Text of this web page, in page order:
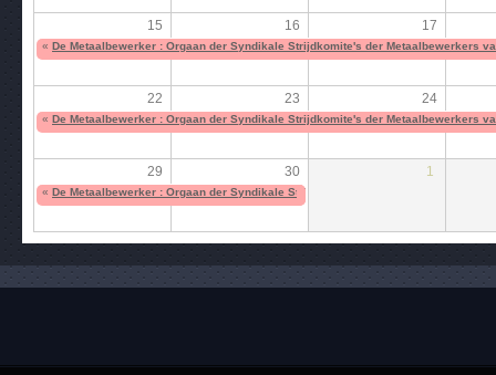
15 16 17
« De Metaalbewerker : Orgaan der Syndikale Strijdkomite's der Metaalbewerkers
22 23 24
« De Metaalbewerker : Orgaan der Syndikale Strijdkomite's der Metaalbewerkers
29 30 1
« De Metaalbewerker : Orgaan der Syndikale Strijdkomite's der Metaalbewerkers